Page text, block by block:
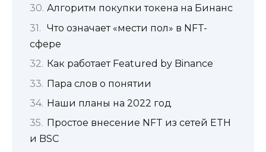
Алгоритм покупки токена на Бинанс
Что означает «мести пол» в NFT-
сфере
Как работает Featured by Binance
Пара слов о понятии
Наши планы на 2022 год
Простое внесение NFT из сетей ETH
и BSC